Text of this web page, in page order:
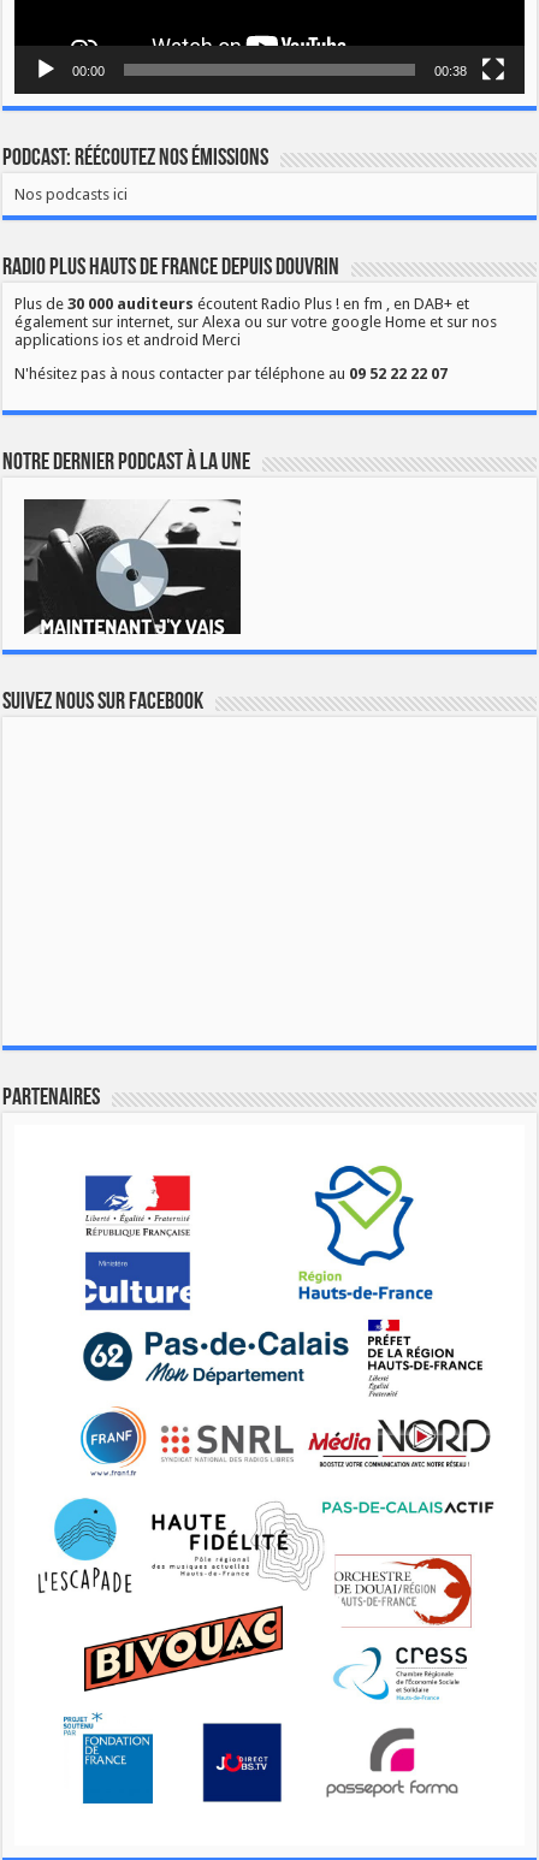
00:00 00:38
Podcast: Réécoutez nos émissions
Nos podcasts ici
Radio Plus Hauts de France depuis Douvrin
Plus de30 000 auditeurs écoutent Radio Plus ! en fm , en DAB+ et
également sur internet, sur Alexa ou sur votre google Home et sur nos
applications ios et android Merci
N'hésitez pas à nous contacter par téléphone au 09 52 22 22 07
Notre dernier podcast à la une
Suivez nous sur Facebook
Partenaires